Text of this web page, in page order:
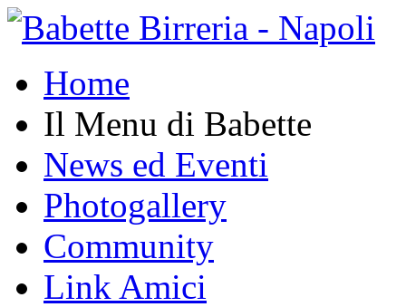
Home
Il Menu di Babette
News ed Eventi
Photogallery
Community
Link Amici